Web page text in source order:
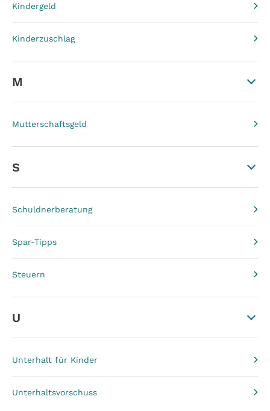
Kindergeld
Kinderzuschlag
M
Mutterschaftsgeld
S
Schuldnerberatung
Spar-Tipps
Steuern
U
Unterhalt für Kinder
Unterhaltsvorschuss